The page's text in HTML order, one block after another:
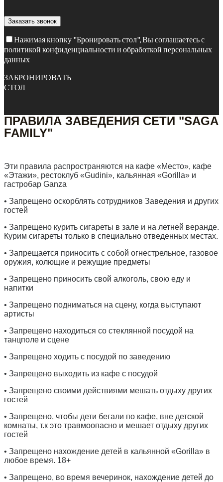
Нажимая кнопку "Бронировать стол", Вы соглашаетесь с
политикой конфиденциальности и обработкой персональных
данных
ЗАБРОНИРОВАТЬ
СТОЛ
ПРАВИЛА ЗАВЕДЕНИЯ СЕТИ "SAGA
FAMILY"
Эти правила распространяются на кафе «Место», кафе
«Этажи», рестоклуб «Gudini», кальянная «Gorilla» и
гастробар Ganza
• Запрещено оскорблять сотрудников Заведения и других
гостей
• Запрещено курить сигареты в зале и на летней веранде.
Курим сигареты только в специально отведенных местах.
• Запрещается приносить с собой огнестрельное, газовое
оружия, колющие и режущие предметы
• Запрещено приносить свой алкоголь, свою еду и
напитки
• Запрещено подниматься на сцену, когда выступают
артисты
• Запрещено находиться со стеклянной посудой на
танцполе и сцене
• Запрещено ходить с посудой по заведению
• Запрещено выходить из кафе с посудой
• Запрещено своими действиями мешать отдыху других
гостей
• Запрещено, чтобы дети бегали по кафе, вне детской
комнаты, т.к это травмоопасно и мешает отдыху других
гостей
• Запрещено нахождение детей в кальянной «Gorilla» в
любое время. 18+
• Запрещено, во время вечеринок, нахождение детей до